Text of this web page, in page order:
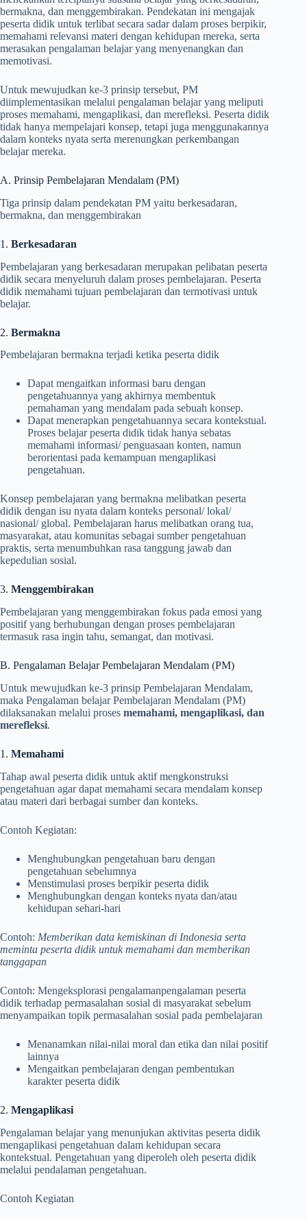
bermakna, dan menggembirakan. Pendekatan ini mengajak
peserta didik untuk terlibat secara sadar dalam proses berpikir,
memahami relevansi materi dengan kehidupan mereka, serta
merasakan pengalaman belajar yang menyenangkan dan
memotivasi.
Untuk mewujudkan ke-3 prinsip tersebut, PM
diimplementasikan melalui pengalaman belajar yang meliputi
proses memahami, mengaplikasi, dan merefleksi. Peserta didik
tidak hanya mempelajari konsep, tetapi juga menggunakannya
dalam konteks nyata serta merenungkan perkembangan
belajar mereka.
A. Prinsip Pembelajaran Mendalam (PM)
Tiga prinsip dalam pendekatan PM yaitu berkesadaran,
bermakna, dan menggembirakan
1. Berkesadaran
Pembelajaran yang berkesadaran merupakan pelibatan peserta
didik secara menyeluruh dalam proses pembelajaran. Peserta
didik memahami tujuan pembelajaran dan termotivasi untuk
belajar.
2. Bermakna
Pembelajaran bermakna terjadi ketika peserta didik
Dapat mengaitkan informasi baru dengan
pengetahuannya yang akhirnya membentuk
pemahaman yang mendalam pada sebuah konsep.
Dapat menerapkan pengetahuannya secara kontekstual.
Proses belajar peserta didik tidak hanya sebatas
memahami informasi/ penguasaan konten, namun
berorientasi pada kemampuan mengaplikasi
pengetahuan.
Konsep pembelajaran yang bermakna melibatkan peserta
didik dengan isu nyata dalam konteks personal/ lokal/
nasional/ global. Pembelajaran harus melibatkan orang tua,
masyarakat, atau komunitas sebagai sumber pengetahuan
praktis, serta menumbuhkan rasa tanggung jawab dan
kepedulian sosial.
3. Menggembirakan
Pembelajaran yang menggembirakan fokus pada emosi yang
positif yang berhubungan dengan proses pembelajaran
termasuk rasa ingin tahu, semangat, dan motivasi.
B. Pengalaman Belajar Pembelajaran Mendalam (PM)
Untuk mewujudkan ke-3 prinsip Pembelajaran Mendalam,
maka Pengalaman belajar Pembelajaran Mendalam (PM)
dilaksanakan melalui proses memahami, mengaplikasi, dan
merefleksi.
1. Memahami
Tahap awal peserta didik untuk aktif mengkonstruksi
pengetahuan agar dapat memahami secara mendalam konsep
atau materi dari berbagai sumber dan konteks.
Contoh Kegiatan:
Menghubungkan pengetahuan baru dengan
pengetahuan sebelumnya
Menstimulasi proses berpikir peserta didik
Menghubungkan dengan konteks nyata dan/atau
kehidupan sehari-hari
Contoh: Memberikan data kemiskinan di Indonesia serta
meminta peserta didik untuk memahami dan memberikan
tanggapan
Contoh: Mengeksplorasi pengalamanpengalaman peserta
didik terhadap permasalahan sosial di masyarakat sebelum
menyampaikan topik permasalahan sosial pada pembelajaran
Menanamkan nilai-nilai moral dan etika dan nilai positif
lainnya
Mengaitkan pembelajaran dengan pembentukan
karakter peserta didik
2. Mengaplikasi
Pengalaman belajar yang menunjukan aktivitas peserta didik
mengaplikasi pengetahuan dalam kehidupan secara
kontekstual. Pengetahuan yang diperoleh oleh peserta didik
melalui pendalaman pengetahuan.
Contoh Kegiatan